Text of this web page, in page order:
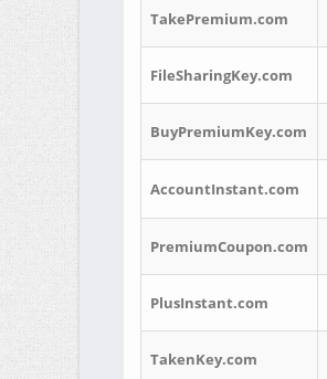
TakePremium.com
FileSharingKey.com
BuyPremiumKey.com
AccountInstant.com
PremiumCoupon.com
PlusInstant.com
TakenKey.com